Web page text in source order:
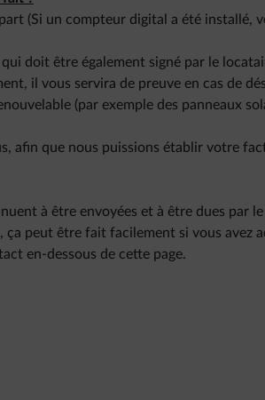
(Si un compteur digital a été installé,
qui doit être également signé par le
il vous servira de preuve en cas de
(par exemple des panneaux
afin que nous puissions établir votre
à être envoyées et à être dues par
peut être fait facilement si vous avez
en-dessous de cette page.